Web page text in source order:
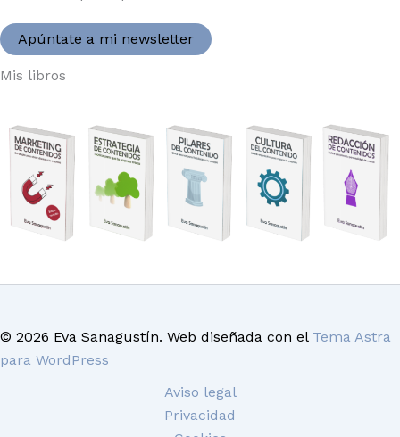
Apúntate a mi newsletter
Mis libros
© 2026 Eva Sanagustín. Web diseñada con el Tema Astra
para WordPress
Aviso legal
Privacidad